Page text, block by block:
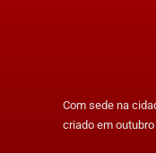
Com sede na
criado em